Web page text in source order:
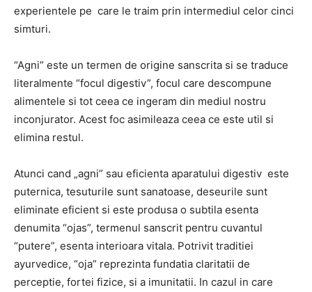
experientele pe care le traim prin intermediul celor cinci
simturi.
“Agni” este un termen de origine sanscrita si se traduce
literalmente “focul digestiv”, focul care descompune
alimentele si tot ceea ce ingeram din mediul nostru
inconjurator. Acest foc asimileaza ceea ce este util si
elimina restul.
Atunci cand „agni” sau eficienta aparatului digestiv este
puternica, tesuturile sunt sanatoase, deseurile sunt
eliminate eficient si este produsa o subtila esenta
denumita “ojas”, termenul sanscrit pentru cuvantul
“putere”, esenta interioara vitala. Potrivit traditiei
ayurvedice, “oja” reprezinta fundatia claritatii de
perceptie, fortei fizice, si a imunitatii. In cazul in care